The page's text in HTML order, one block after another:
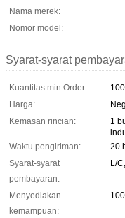
Nama merek:
Nomor model:
Syarat-syarat
Kuantitas min Order:
Harga:
Kemasan rincian:
1
Waktu pengiriman:
20
Syarat-syarat
pembayaran:
L/
Menyediakan
kemampuan: